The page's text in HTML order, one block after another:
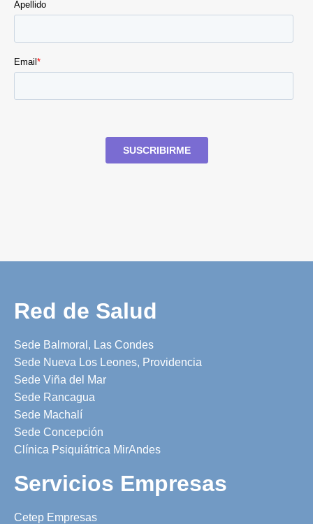
Red de Salud
Sede Balmoral, Las Condes
Sede Nueva Los Leones, Providencia
Sede Viña del Mar
Sede Rancagua
Sede Machalí
Sede Concepción
Clínica Psiquiátrica MirAndes
Servicios Empresas
Cetep Empresas